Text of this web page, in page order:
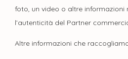
foto, un video o altre informazioni
l’autenticità del Partner
Altre informazioni che